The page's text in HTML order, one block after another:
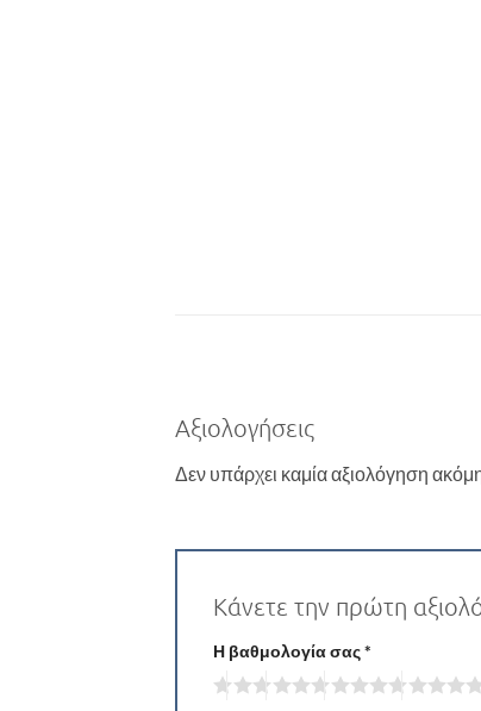
Αξιολογήσεις
Δεν υπάρχει καμία αξιολόγηση
Κάνετε την πρώτη
Η βαθμολογία σας*